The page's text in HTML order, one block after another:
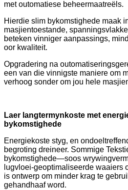
met outomatiese beheermaatreëls.
Hierdie slim bykomstighede maak
masjientoestande,
beteken vinniger aanpassings,
oor kwaliteit.
Opgradering na
een van die vinnigste maniere om
verhoog sonder om jou hele
Laer langtermynkoste met
bykomstighede
Energiekoste styg, en
begroting dreineer. Sommige
bykomstighede—soos
lugvloei-geoptimaliseerde
is ontwerp om minder krag te
gehandhaaf word.